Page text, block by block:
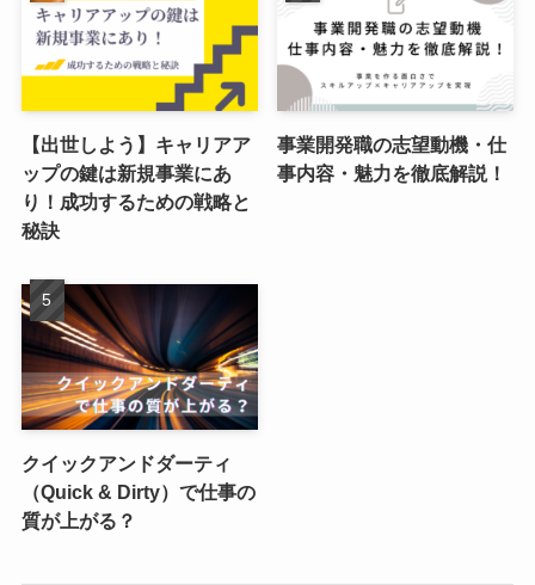
【出世しよう】キャリアア
ップの鍵は新規事業にあ
り！成功するための戦略と
秘訣
事業開発職の志望動機・仕
事内容・魅力を徹底解説！
クイックアンドダーティ
（Quick & Dirty）で仕事の
質が上がる？